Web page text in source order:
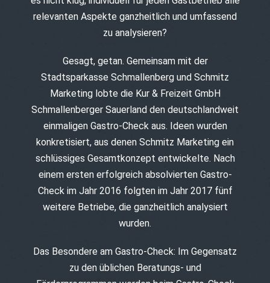
relevanten Aspekte ganzheitlich und umfassend
zu analysieren?
Gesagt, getan. Gemeinsam mit der
Stadtsparkasse Schmallenberg und Schmitz
Marketing lobte die Kur & Freizeit GmbH
Schmallenberger Sauerland den deutschlandweit
einmaligen Gastro-Check aus. Ideen wurden
konkretisiert, aus denen Schmitz Marketing ein
schlüssiges Gesamtkonzept entwickelte. Nach
einem ersten erfolgreich absolvierten Gastro-
Check im Jahr 2016 folgten im Jahr 2017 fünf
weitere Betriebe, die ganzheitlich analysiert
wurden.
Das Besondere am Gastro-Check: Im Gegensatz
zu den üblichen Beratungs- und